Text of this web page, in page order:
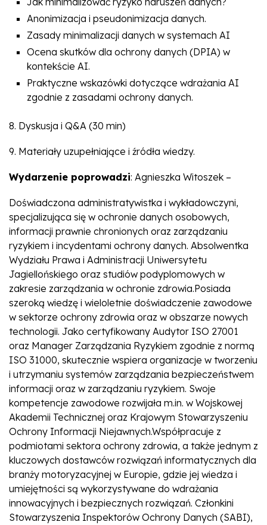
Anonimizacja i pseudonimizacja danych.
Zasady minimalizacji danych w systemach AI
Ocena skutków dla ochrony danych (DPIA) w
kontekście AI.
Praktyczne wskazówki dotyczące wdrażania AI
zgodnie z zasadami ochrony danych.
8. Dyskusja i Q&A (30 min)
9. Materiały uzupełniające i źródła wiedzy.
Wydarzenie poprowadzi: Agnieszka Witoszek –
Doświadczona administratywistka i wykładowczyni,
specjalizująca się w ochronie danych osobowych,
informacji prawnie chronionych oraz zarządzaniu
ryzykiem i incydentami ochrony danych. Absolwentka
Wydziału Prawa i Administracji Uniwersytetu
Jagiellońskiego oraz studiów podyplomowych w
zakresie zarządzania w ochronie zdrowia.Posiada
szeroką wiedzę i wieloletnie doświadczenie zawodowe
w sektorze ochrony zdrowia oraz w obszarze nowych
technologii. Jako certyfikowany Audytor ISO 27001
oraz Manager Zarządzania Ryzykiem zgodnie z normą
ISO 31000, skutecznie wspiera organizacje w tworzeniu
i utrzymaniu systemów zarządzania bezpieczeństwem
informacji oraz w zarządzaniu ryzykiem. Swoje
kompetencje zawodowe rozwijała m.in. w Wojskowej
Akademii Technicznej oraz Krajowym Stowarzyszeniu
Ochrony Informacji Niejawnych.Współpracuje z
podmiotami sektora ochrony zdrowia, a także jednym z
kluczowych dostawców rozwiązań informatycznych dla
branży motoryzacyjnej w Europie, gdzie jej wiedza i
umiejętności są wykorzystywane do wdrażania
innowacyjnych i bezpiecznych rozwiązań. Członkini
Stowarzyszenia Inspektorów Ochrony Danych (SABI),